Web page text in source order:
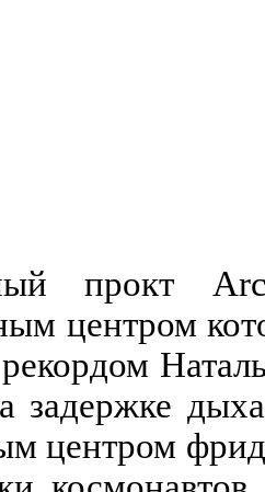
прокт
центром
задержке
центром